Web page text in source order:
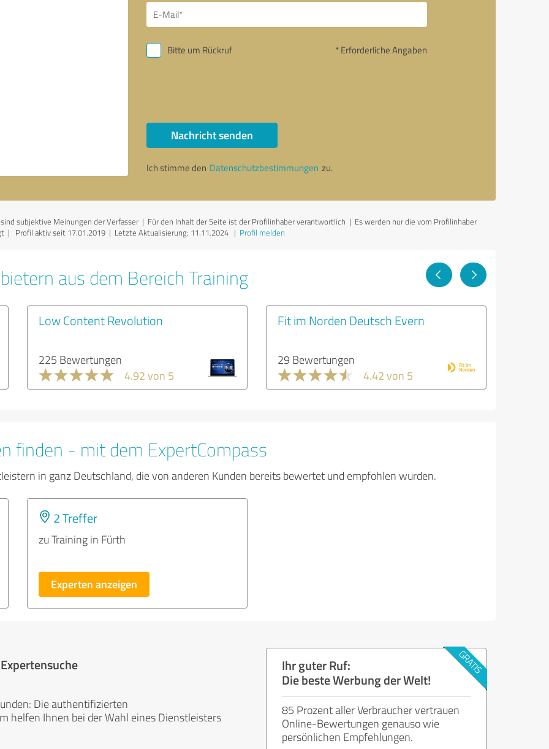
Bitte um Rückruf * Erforderliche Angaben
Nachricht senden
Ich stimme den Datenschutzbestimmungen zu.
subjektive Meinungen der Verfasser | Für den Inhalt der Seite ist der Profilinhaber verantwortlich | Es werden nur die vom Profilinhaber
| Profil aktiv seit 17.01.2019 | Letzte Aktualisierung: 11.11.2024 | Profil melden
aus dem Bereich Training
Low Content Revolution
225 Bewertungen
4.92 von 5
Fit im Norden Deutsch Evern
29 Bewertungen
4.42 von 5
finden - mit dem ExpertCompass
in ganz Deutschland, die von anderen Kunden bereits bewertet und empfohlen wurden.
2 Treffer
zu Training in Fürth
Experten anzeigen
Die authentifizierten
helfen Ihnen bei der Wahl eines Dienstleisters
Ihr guter Ruf:
Die beste Werbung der Welt!
85 Prozent aller Verbraucher vertrauen
Online-Bewertungen genauso wie
persönlichen Empfehlungen.